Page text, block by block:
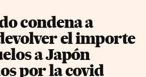
condena a
el importe
a Japón
por la covid